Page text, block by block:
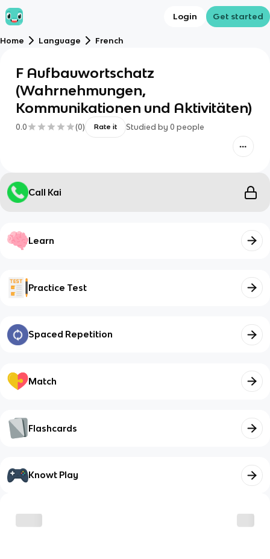
Login Get started
Home Language French
F Aufbauwortschatz
(Wahrnehmungen,
Kommunikationen und Aktivitäten)
0.0 (0) Rate it Studied by 0 people
Call Kai
Learn
Practice Test
Spaced Repetition
Match
Flashcards
Knowt Play